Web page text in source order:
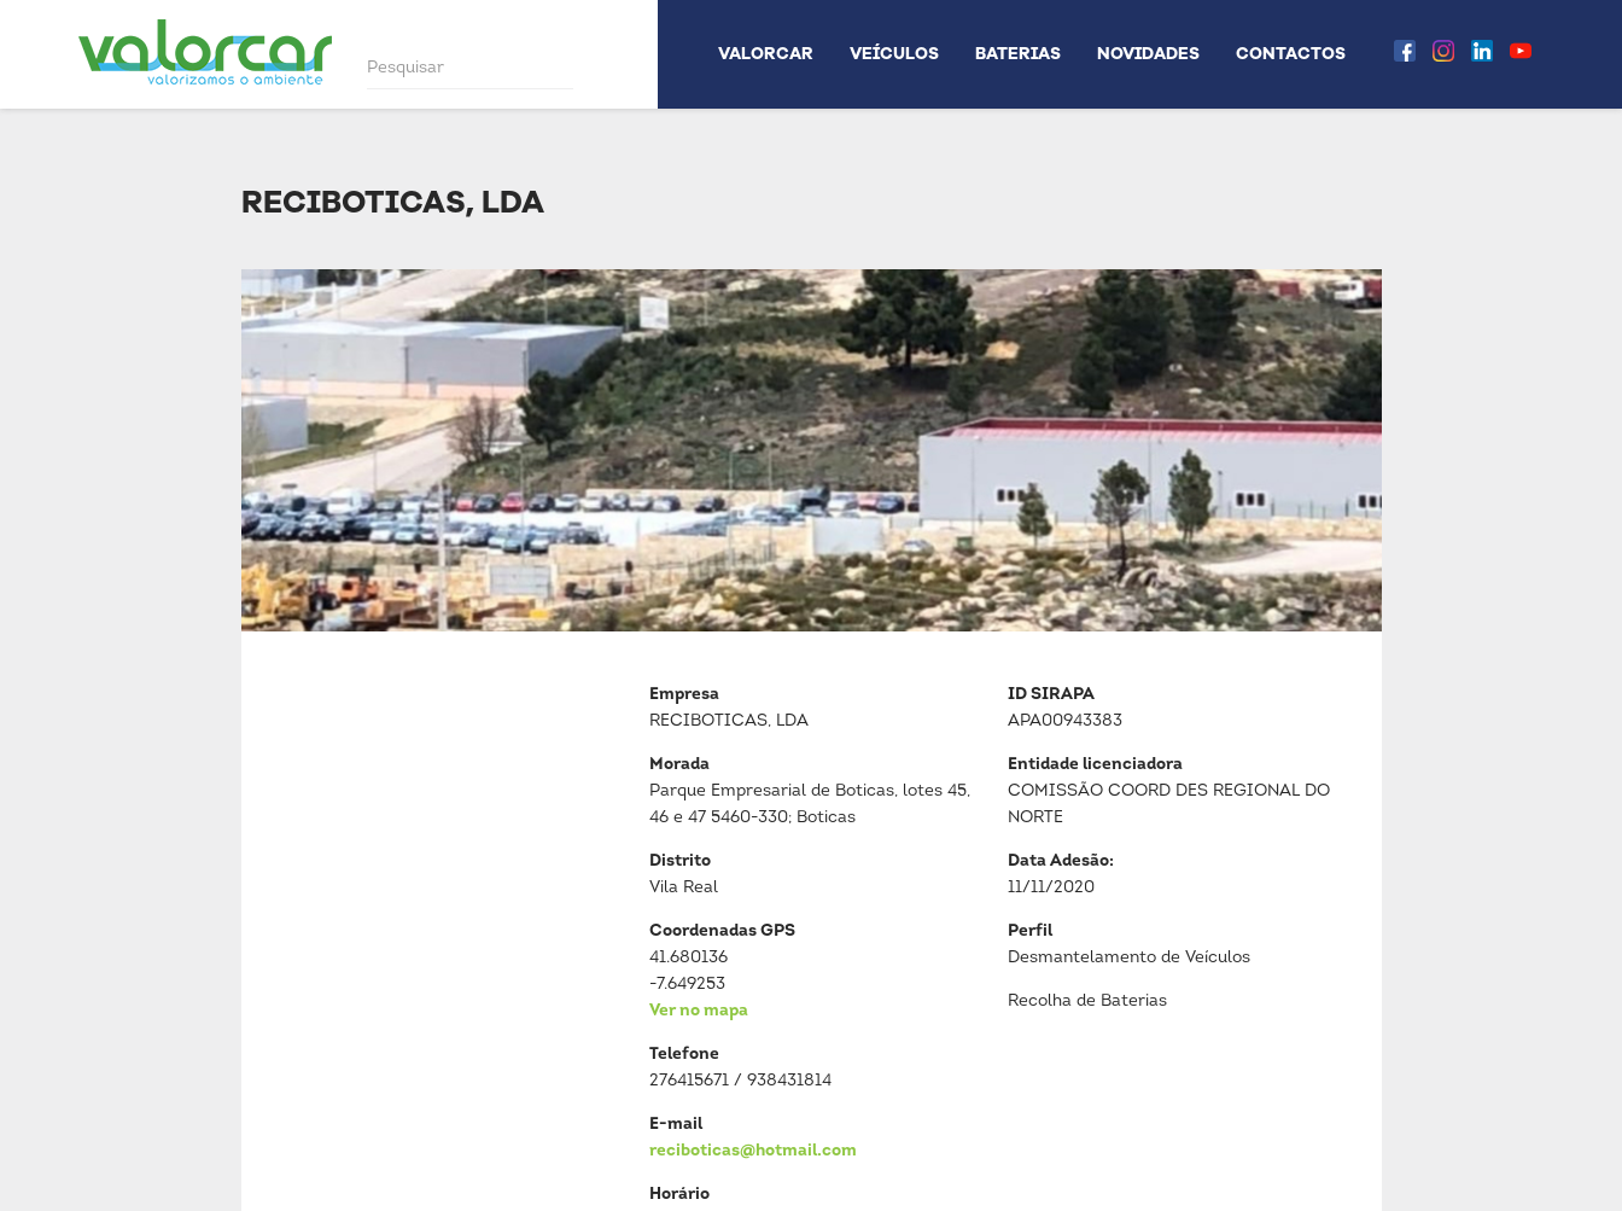
VALORCAR VEÍCULOS BATERIAS NOVIDADES CONTACTOS
RECIBOTICAS, LDA
Empresa
RECIBOTICAS, LDA
Morada
Parque Empresarial de Boticas, lotes 45,
46 e 47 5460-330; Boticas
Distrito
Vila Real
Coordenadas GPS
41.680136
-7.649253
Ver no mapa
Telefone
276415671 / 938431814
E-mail
reciboticas@hotmail.com
Horário
ID SIRAPA
APA00943383
Entidade licenciadora
COMISSÃO COORD DES REGIONAL DO
NORTE
Data Adesão:
11/11/2020
Perfil
Desmantelamento de Veículos
Recolha de Baterias